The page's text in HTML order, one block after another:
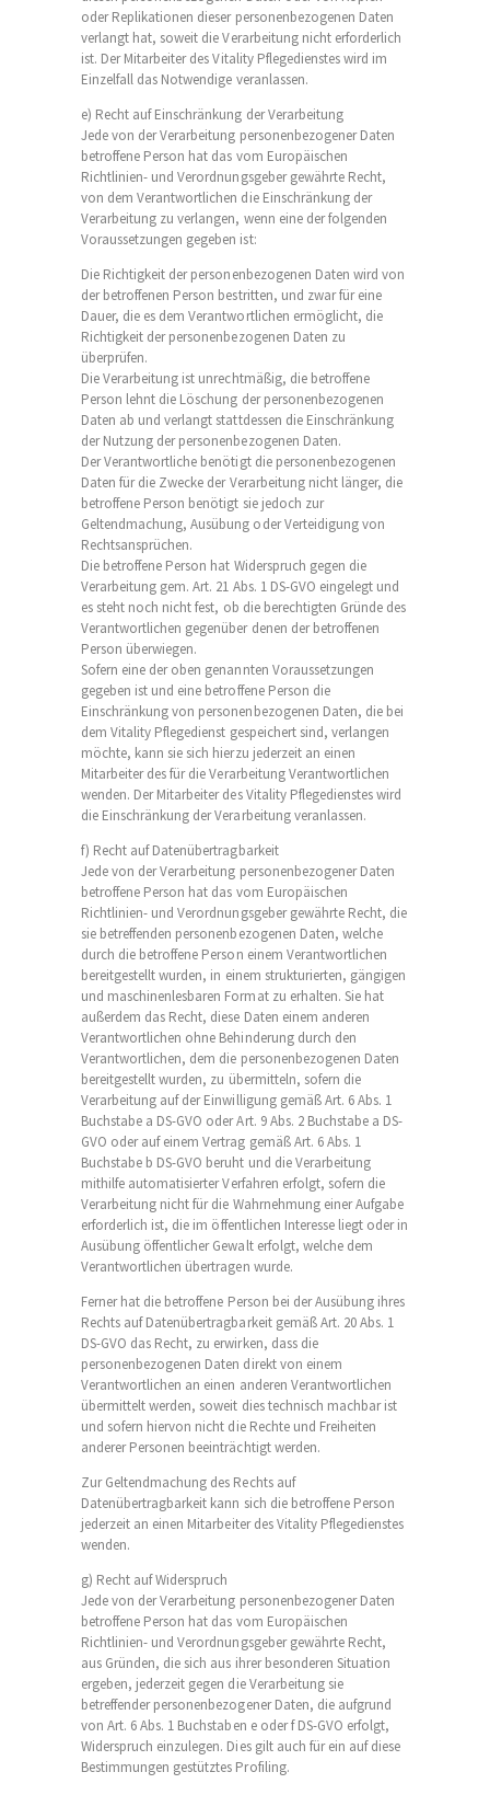
oder Replikationen dieser personenbezogenen Daten
verlangt hat, soweit die Verarbeitung nicht erforderlich
ist. Der Mitarbeiter des Vitality Pflegedienstes wird im
Einzelfall das Notwendige veranlassen.
e) Recht auf Einschränkung der Verarbeitung
Jede von der Verarbeitung personenbezogener Daten
betroffene Person hat das vom Europäischen
Richtlinien- und Verordnungsgeber gewährte Recht,
von dem Verantwortlichen die Einschränkung der
Verarbeitung zu verlangen, wenn eine der folgenden
Voraussetzungen gegeben ist:
Die Richtigkeit der personenbezogenen Daten wird von
der betroffenen Person bestritten, und zwar für eine
Dauer, die es dem Verantwortlichen ermöglicht, die
Richtigkeit der personenbezogenen Daten zu
überprüfen.
Die Verarbeitung ist unrechtmäßig, die betroffene
Person lehnt die Löschung der personenbezogenen
Daten ab und verlangt stattdessen die Einschränkung
der Nutzung der personenbezogenen Daten.
Der Verantwortliche benötigt die personenbezogenen
Daten für die Zwecke der Verarbeitung nicht länger, die
betroffene Person benötigt sie jedoch zur
Geltendmachung, Ausübung oder Verteidigung von
Rechtsansprüchen.
Die betroffene Person hat Widerspruch gegen die
Verarbeitung gem. Art. 21 Abs. 1 DS-GVO eingelegt und
es steht noch nicht fest, ob die berechtigten Gründe des
Verantwortlichen gegenüber denen der betroffenen
Person überwiegen.
Sofern eine der oben genannten Voraussetzungen
gegeben ist und eine betroffene Person die
Einschränkung von personenbezogenen Daten, die bei
dem Vitality Pflegedienst gespeichert sind, verlangen
möchte, kann sie sich hierzu jederzeit an einen
Mitarbeiter des für die Verarbeitung Verantwortlichen
wenden. Der Mitarbeiter des Vitality Pflegedienstes wird
die Einschränkung der Verarbeitung veranlassen.
f) Recht auf Datenübertragbarkeit
Jede von der Verarbeitung personenbezogener Daten
betroffene Person hat das vom Europäischen
Richtlinien- und Verordnungsgeber gewährte Recht, die
sie betreffenden personenbezogenen Daten, welche
durch die betroffene Person einem Verantwortlichen
bereitgestellt wurden, in einem strukturierten, gängigen
und maschinenlesbaren Format zu erhalten. Sie hat
außerdem das Recht, diese Daten einem anderen
Verantwortlichen ohne Behinderung durch den
Verantwortlichen, dem die personenbezogenen Daten
bereitgestellt wurden, zu übermitteln, sofern die
Verarbeitung auf der Einwilligung gemäß Art. 6 Abs. 1
Buchstabe a DS-GVO oder Art. 9 Abs. 2 Buchstabe a DS-
GVO oder auf einem Vertrag gemäß Art. 6 Abs. 1
Buchstabe b DS-GVO beruht und die Verarbeitung
mithilfe automatisierter Verfahren erfolgt, sofern die
Verarbeitung nicht für die Wahrnehmung einer Aufgabe
erforderlich ist, die im öffentlichen Interesse liegt oder in
Ausübung öffentlicher Gewalt erfolgt, welche dem
Verantwortlichen übertragen wurde.
Ferner hat die betroffene Person bei der Ausübung ihres
Rechts auf Datenübertragbarkeit gemäß Art. 20 Abs. 1
DS-GVO das Recht, zu erwirken, dass die
personenbezogenen Daten direkt von einem
Verantwortlichen an einen anderen Verantwortlichen
übermittelt werden, soweit dies technisch machbar ist
und sofern hiervon nicht die Rechte und Freiheiten
anderer Personen beeinträchtigt werden.
Zur Geltendmachung des Rechts auf
Datenübertragbarkeit kann sich die betroffene Person
jederzeit an einen Mitarbeiter des Vitality Pflegedienstes
wenden.
g) Recht auf Widerspruch
Jede von der Verarbeitung personenbezogener Daten
betroffene Person hat das vom Europäischen
Richtlinien- und Verordnungsgeber gewährte Recht,
aus Gründen, die sich aus ihrer besonderen Situation
ergeben, jederzeit gegen die Verarbeitung sie
betreffender personenbezogener Daten, die aufgrund
von Art. 6 Abs. 1 Buchstaben e oder f DS-GVO erfolgt,
Widerspruch einzulegen. Dies gilt auch für ein auf diese
Bestimmungen gestütztes Profiling.